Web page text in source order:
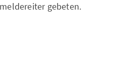
gebeten.